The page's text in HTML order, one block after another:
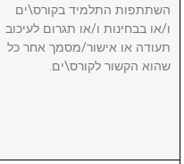
השתתפות התלמיד בקורס\ים
ו/או בבחינות ו/או תגרום לעיכוב
תעודה או אישור/מסמך אחר כל
שהוא הקשור לקורס\ים.